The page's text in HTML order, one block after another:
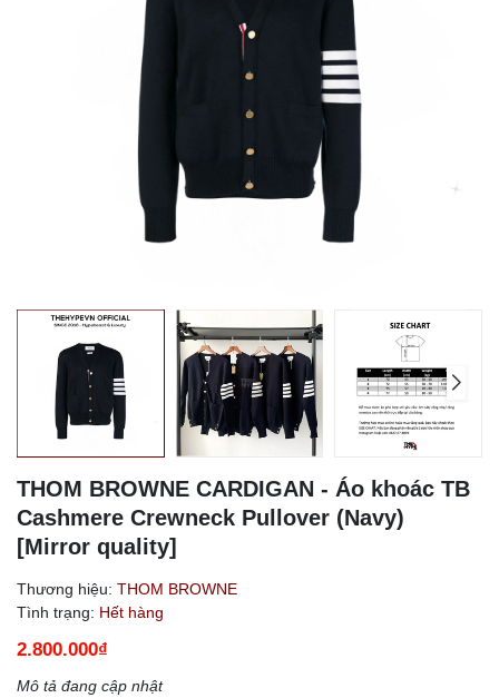
THOM BROWNE CARDIGAN - Áo khoác TB
Cashmere Crewneck Pullover (Navy)
[Mirror quality]
Thương hiệu: THOM BROWNE
Tình trạng: Hết hàng
2.800.000₫
Mô tả đang cập nhật